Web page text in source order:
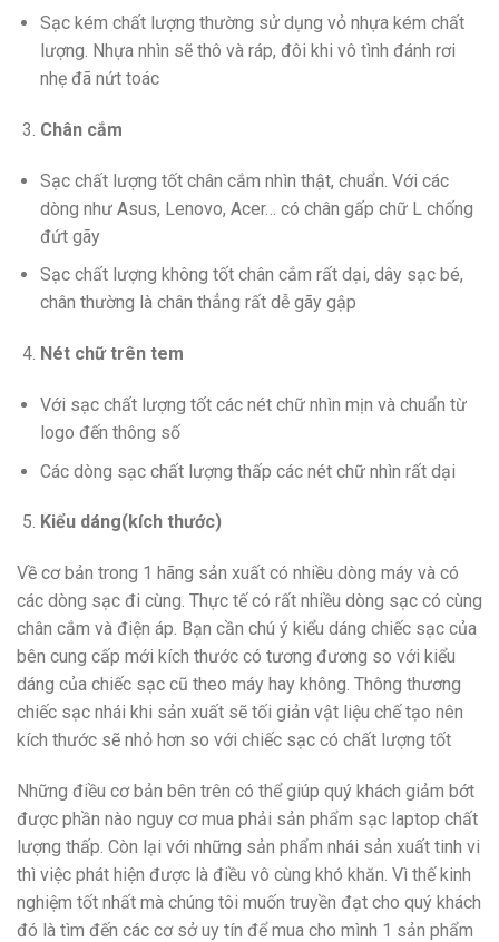
Sạc kém chất lượng thường sử dụng vỏ nhựa kém chất
lượng. Nhựa nhìn sẽ thô và ráp, đôi khi vô tình đánh rơi
nhẹ đã nứt toác
Chân cắm
Sạc chất lượng tốt chân cắm nhìn thật, chuẩn. Với các
dòng như Asus, Lenovo, Acer… có chân gấp chữ L chống
đứt gãy
Sạc chất lượng không tốt chân cắm rất dại, dây sạc bé,
chân thường là chân thẳng rất dễ gãy gập
Nét chữ trên tem
Với sạc chất lượng tốt các nét chữ nhìn mịn và chuẩn từ
logo đến thông số
Các dòng sạc chất lượng thấp các nét chữ nhìn rất dại
Kiểu dáng(kích thước)
Về cơ bản trong 1 hãng sản xuất có nhiều dòng máy và có
các dòng sạc đi cùng. Thực tế có rất nhiều dòng sạc có cùng
chân cắm và điện áp. Bạn cần chú ý kiểu dáng chiếc sạc của
bên cung cấp mới kích thước có tương đương so với kiểu
dáng của chiếc sạc cũ theo máy hay không. Thông thương
chiếc sạc nhái khi sản xuất sẽ tối giản vật liệu chế tạo nên
kích thước sẽ nhỏ hơn so với chiếc sạc có chất lượng tốt
Những điều cơ bản bên trên có thể giúp quý khách giảm bớt
được phần nào nguy cơ mua phải sản phẩm sạc laptop chất
lượng thấp. Còn lại với những sản phẩm nhái sản xuất tinh vi
thì việc phát hiện được là điều vô cùng khó khăn. Vì thế kinh
nghiệm tốt nhất mà chúng tôi muốn truyền đạt cho quý khách
đó là tìm đến các cơ sở uy tín để mua cho mình 1 sản phẩm